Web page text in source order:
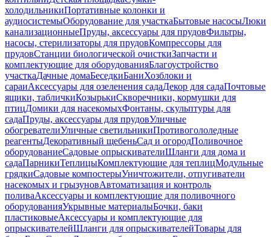
холодильникиПортативные колонки и
аудиосистемыОборудование для участкаБытовые насосыЛюки
канализационныеПруды, аксессуары для прудовФильтры,
насосы, стерилизаторы для прудовКомпрессоры для
прудовСтанции биологической очисткиЗапчасти и
комплектующие для оборудованияБлагоустройство
участкаДачные домаБеседкиБаниХозблоки и
сараиАксессуары для озеленения садаДекор для садаПочтовые
ящики, табличкиКозырькиСкворечники, кормушки для
птицДомики для насекомыхФонтаны, скульптуры для
садаПруды, аксессуары для прудовУличные
обогревателиУличные светильникиПротивогололедные
реагентыДекоративный щебеньСад и огородПоливочное
оборудованиеСадовые опрыскивателиШланги для дома и
садаПарникиТеплицыКомплектующие для теплицМодульные
грядкиСадовые компостерыУничтожители, отпугиватели
насекомых и грызуновАвтоматизация и контроль
поливаАксессуары и комплектующие для поливочного
оборудованияУкрывные материалыБочки, баки
пластиковыеАксессуары и комплектующие для
опрыскивателейШланги для опрыскивателейТовары для